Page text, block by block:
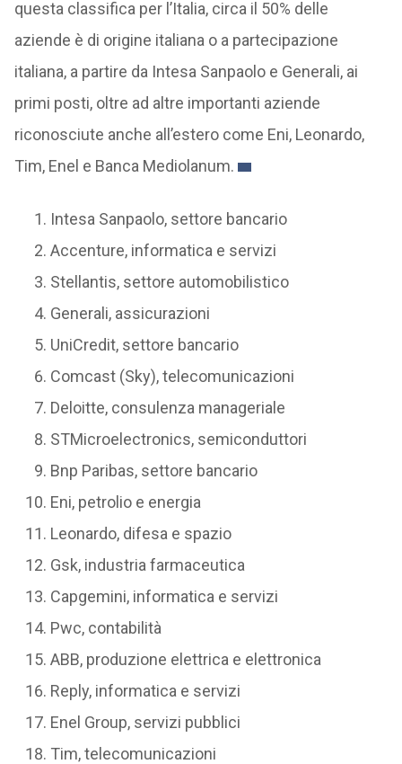
questa classifica per l’Italia, circa il 50% delle
aziende è di origine italiana o a partecipazione
italiana, a partire da Intesa Sanpaolo e Generali, ai
primi posti, oltre ad altre importanti aziende
riconosciute anche all’estero come Eni, Leonardo,
Tim, Enel e Banca Mediolanum.
Intesa Sanpaolo, settore bancario
Accenture, informatica e servizi
Stellantis, settore automobilistico
Generali, assicurazioni
UniCredit, settore bancario
Comcast (Sky), telecomunicazioni
Deloitte, consulenza manageriale
STMicroelectronics, semiconduttori
Bnp Paribas, settore bancario
Eni, petrolio e energia
Leonardo, difesa e spazio
Gsk, industria farmaceutica
Capgemini, informatica e servizi
Pwc, contabilità
ABB, produzione elettrica e elettronica
Reply, informatica e servizi
Enel Group, servizi pubblici
Tim, telecomunicazioni